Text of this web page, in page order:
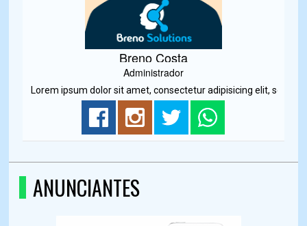
Breno Costa
Administrador
Lorem ipsum dolor sit amet, consectetur adipisicing elit, sed do
ANUNCIANTES